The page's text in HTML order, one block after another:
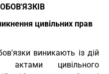
цивільних прав
виникають із дій
актами цивільного